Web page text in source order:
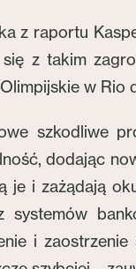
z raportu
się z takim
w Rio
szkodliwe
dodając
je i zażądają
systemów
i